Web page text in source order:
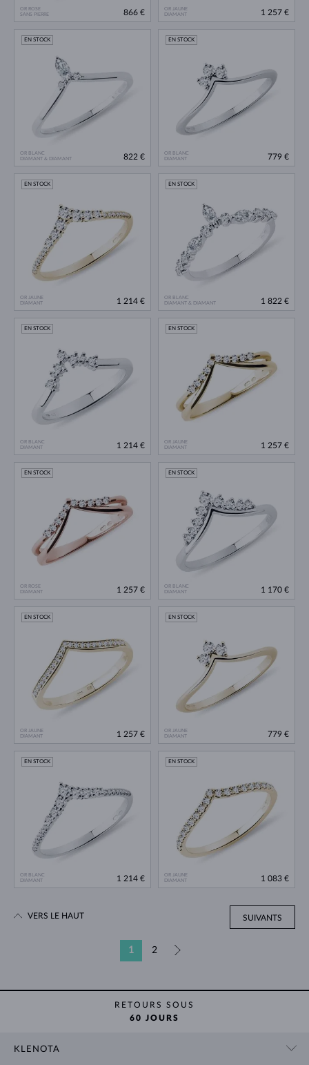
OR ROSE
SANS PIERRE
866 €
OR JAUNE
DIAMANT
1 257 €
OR BLANC
DIAMANT & DIAMANT
EN STOCK
822 €
OR BLANC
DIAMANT
EN STOCK
779 €
OR JAUNE
DIAMANT
EN STOCK
1 214 €
OR BLANC
DIAMANT & DIAMANT
EN STOCK
1 822 €
OR BLANC
DIAMANT
EN STOCK
1 214 €
OR JAUNE
DIAMANT
EN STOCK
1 257 €
OR ROSE
DIAMANT
EN STOCK
1 257 €
OR BLANC
DIAMANT
EN STOCK
1 170 €
OR JAUNE
DIAMANT
EN STOCK
1 257 €
OR JAUNE
DIAMANT
EN STOCK
779 €
OR BLANC
DIAMANT
EN STOCK
1 214 €
OR JAUNE
DIAMANT
EN STOCK
1 083 €
SUIVANTS
1 2
VERS LE HAUT
RETOURS SOUS
60 JOURS
KLENOTA